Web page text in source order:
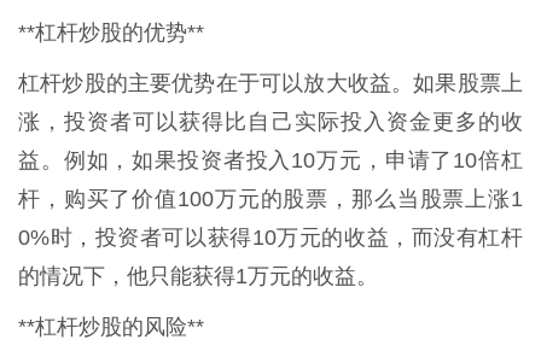
**杠杆炒股的优势**
杠杆炒股的主要优势在于可以放大收益。如果股票上
涨，投资者可以获得比自己实际投入资金更多的收
益。例如，如果投资者投入10万元，申请了10倍杠
杆，购买了价值100万元的股票，那么当股票上涨1
0%时，投资者可以获得10万元的收益，而没有杠杆
的情况下，他只能获得1万元的收益。
**杠杆炒股的风险**